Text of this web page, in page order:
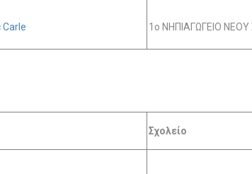
1ο ΝΗΠΙΑΓΩΓΕΙΟ
Σχολείο